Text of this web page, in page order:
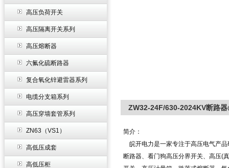
高压负荷开关
高压隔离开关系列
高压熔断器
六氟化硫断路器
复合氧化锌避雷器系列
电缆分支箱系列
高压穿墙套管系列
ZN63（VS1）
高低压成套
高低压柜
ZW32-24F/630-2024KV断路
简介：
皖开电力是一家专注于高压电气产品
断路器、看门狗高压分界开关、高压(